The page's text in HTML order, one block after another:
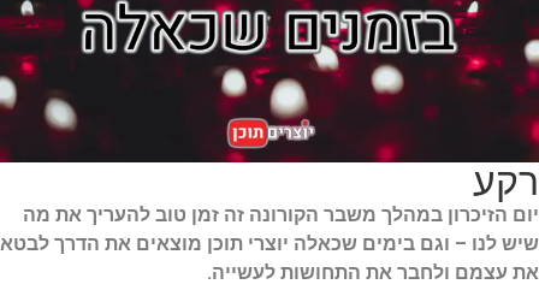
רקע
יום הזיכרון במהלך משבר הקורונה זה זמן טוב להעריך את מה
שיש לנו – וגם בימים שכאלה יוצרי תוכן מוצאים את הדרך לבטא
את עצמם ולחבר את התחושות לעשייה.